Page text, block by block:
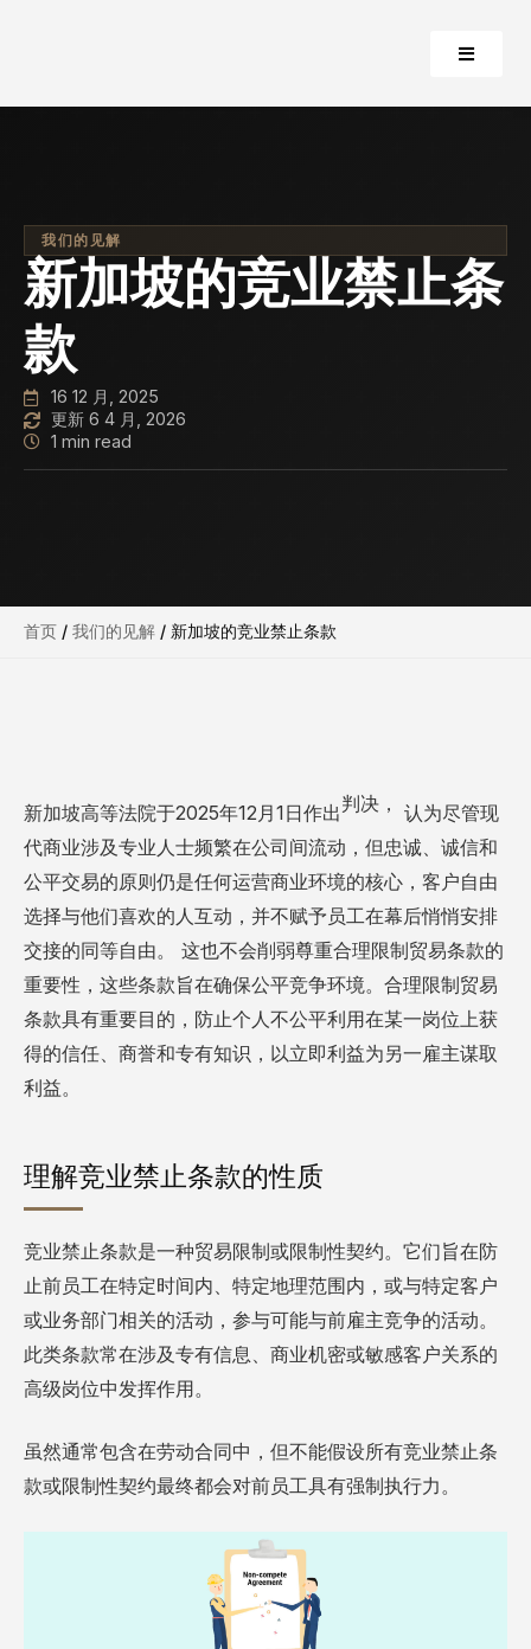
我们的见解
新加坡的竞业禁止条
款
16 12 月, 2025
更新 6 4 月, 2026
1 min read
首页 / 我们的见解 / 新加坡的竞业禁止条款
新加坡高等法院于2025年12月1日作出判决， 认为尽管现
代商业涉及专业人士频繁在公司间流动，但忠诚、诚信和
公平交易的原则仍是任何运营商业环境的核心，客户自由
选择与他们喜欢的人互动，并不赋予员工在幕后悄悄安排
交接的同等自由。 这也不会削弱尊重合理限制贸易条款的
重要性，这些条款旨在确保公平竞争环境。合理限制贸易
条款具有重要目的，防止个人不公平利用在某一岗位上获
得的信任、商誉和专有知识，以立即利益为另一雇主谋取
利益。
理解竞业禁止条款的性质
竞业禁止条款是一种贸易限制或限制性契约。它们旨在防
止前员工在特定时间内、特定地理范围内，或与特定客户
或业务部门相关的活动，参与可能与前雇主竞争的活动。
此类条款常在涉及专有信息、商业机密或敏感客户关系的
高级岗位中发挥作用。
虽然通常包含在劳动合同中，但不能假设所有竞业禁止条
款或限制性契约最终都会对前员工具有强制执行力。